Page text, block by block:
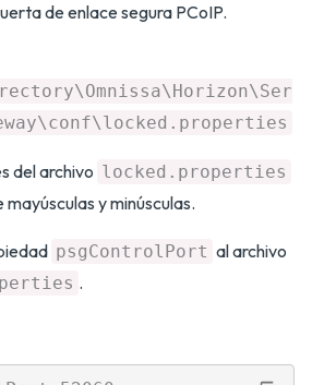
de enlace segura PCoIP.
del archivo locked.properties
y minúsculas.
psgControlPort al archivo
.